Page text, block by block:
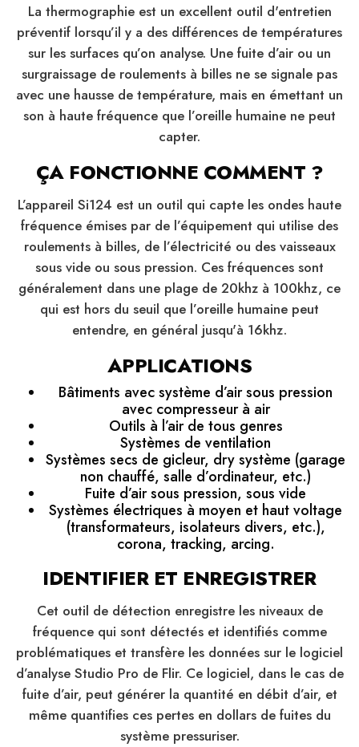
La thermographie est un excellent outil d'entretien
préventif lorsqu’il y a des différences de températures
sur les surfaces qu’on analyse. Une fuite d’air ou un
surgraissage de roulements à billes ne se signale pas
avec une hausse de température, mais en émettant un
son à haute fréquence que l’oreille humaine ne peut
capter.
ÇA FONCTIONNE COMMENT ?
L’appareil Si124 est un outil qui capte les ondes haute
fréquence émises par de l’équipement qui utilise des
roulements à billes, de l’électricité ou des vaisseaux
sous vide ou sous pression. Ces fréquences sont
généralement dans une plage de 20khz à 100khz, ce
qui est hors du seuil que l’oreille humaine peut
entendre, en général jusqu'à 16khz.
APPLICATIONS
Bâtiments avec système d’air sous pression
avec compresseur à air
Outils à l’air de tous genres
Systèmes de ventilation
Systèmes secs de gicleur, dry système (garage
non chauffé, salle d’ordinateur, etc.)
Fuite d’air sous pression, sous vide
Systèmes électriques à moyen et haut voltage
(transformateurs, isolateurs divers, etc.),
corona, tracking, arcing.
IDENTIFIER ET ENREGISTRER
Cet outil de détection enregistre les niveaux de
fréquence qui sont détectés et identifiés comme
problématiques et transfère les données sur le logiciel
d’analyse Studio Pro de Flir. Ce logiciel, dans le cas de
fuite d’air, peut générer la quantité en débit d’air, et
même quantifies ces pertes en dollars de fuites du
système pressuriser.